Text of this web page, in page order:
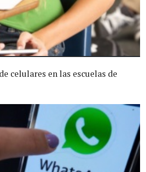
celulares en las escuelas de